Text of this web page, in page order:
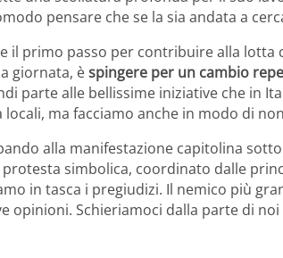
pensare che se la sia andata a
il primo passo per contribuire alla lotta
giornata, èspingere per un cambio
parte alle bellissime iniziative che in
ma facciamo anche in modo di
alla manifestazione capitolina
simbolica, coordinato dalle
in tasca i pregiudizi. Il nemico più
opinioni. Schieriamoci dalla parte di